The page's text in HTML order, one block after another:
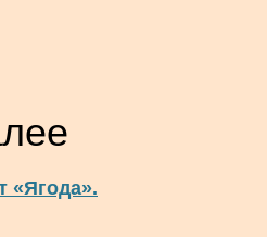
«Ягода».